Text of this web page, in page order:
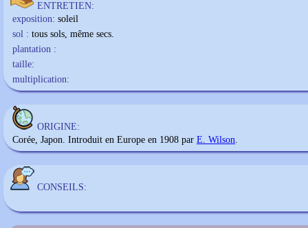
ENTRETIEN:
exposition: soleil
sol : tous sols, même secs.
plantation :
taille:
multiplication:
ORIGINE:
Corée, Japon. Introduit en Europe en 1908 par E. Wilson.
CONSEILS: